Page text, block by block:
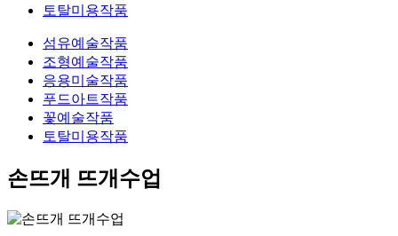
토탈미용작품
섬유예술작품
조형예술작품
응용미술작품
푸드아트작품
꽃예술작품
토탈미용작품
손뜨개 뜨개수업